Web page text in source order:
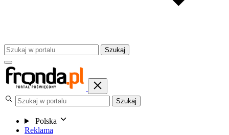
Szukaj
Szukaj
Polska
Reklama